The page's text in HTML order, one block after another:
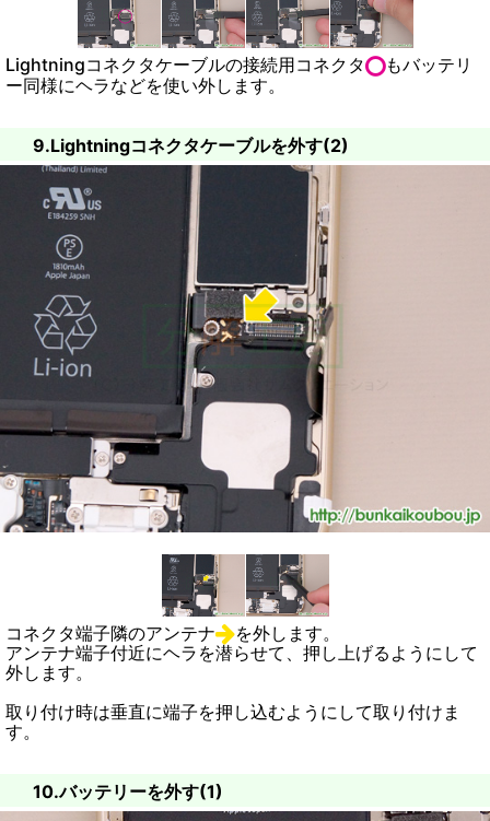
Lightningコネクタケーブルの接続用コネクタ
もバッテリ
ー同様にヘラなどを使い外します。
9.Lightningコネクタケーブルを外す(2)
コネクタ端子隣のアンテナ
を外します。
アンテナ端子付近にヘラを潜らせて、押し上げるようにして
外します。
取り付け時は垂直に端子を押し込むようにして取り付けま
す。
10.バッテリーを外す(1)